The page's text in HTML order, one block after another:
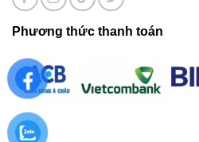
Phương thức thanh toán